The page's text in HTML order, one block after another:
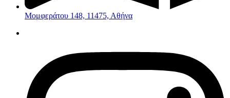
Μομφεράτου 148, 11475, Αθήνα